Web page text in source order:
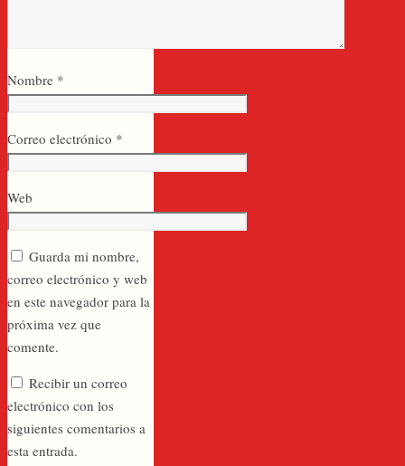
Nombre *
Correo electrónico *
Web
Guarda mi nombre,
correo electrónico y web
en este navegador para la
próxima vez que
comente.
Recibir un correo
electrónico con los
siguientes comentarios a
esta entrada.